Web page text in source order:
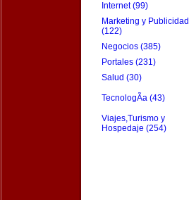
Internet (99)
Marketing y Publicidad
(122)
Negocios (385)
Portales (231)
Salud (30)
TecnologÃ­a (43)
Viajes,Turismo y
Hospedaje (254)